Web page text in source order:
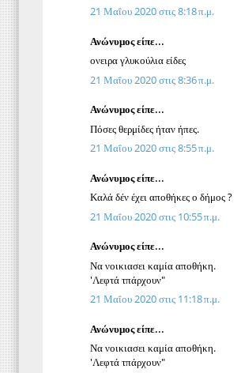
21 Μαΐου 2020 στις 8:18 π.μ.
Ανώνυμος είπε...
ονειρα γλυκούλια είδες
21 Μαΐου 2020 στις 8:36 π.μ.
Ανώνυμος είπε...
Πόσες θερμίδες ήταν ήπες.
21 Μαΐου 2020 στις 8:55 π.μ.
Ανώνυμος είπε...
Καλά δέν έχει αποθήκες ο δήμος ?
21 Μαΐου 2020 στις 10:55 π.μ.
Ανώνυμος είπε...
Να νοικιασει καμία αποθήκη.
'Λεφτά τπάρχουν"
21 Μαΐου 2020 στις 11:18 π.μ.
Ανώνυμος είπε...
Να νοικιασει καμία αποθήκη.
'Λεφτά τπάρχουν"